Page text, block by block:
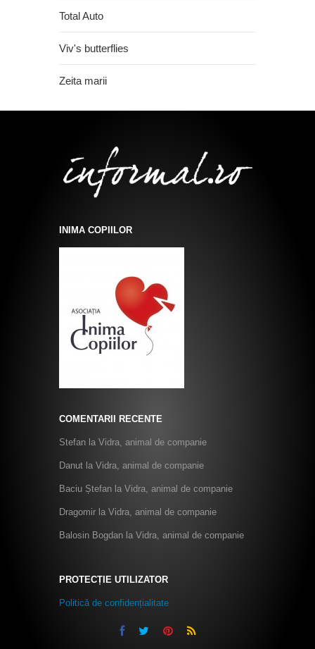
Total Auto
Viv's butterflies
Zeita marii
INIMA COPIILOR
COMENTARII RECENTE
Stefan la Vidra, animal de companie
Danut la Vidra, animal de companie
Baciu Ștefan la Vidra, animal de companie
Dragomir la Vidra, animal de companie
Balosin Bogdan la Vidra, animal de companie
PROTECȚIE UTILIZATOR
Politică de confidențialitate